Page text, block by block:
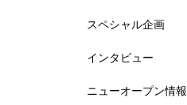
スペシャル企画
インタビュー
ニューオープン情報